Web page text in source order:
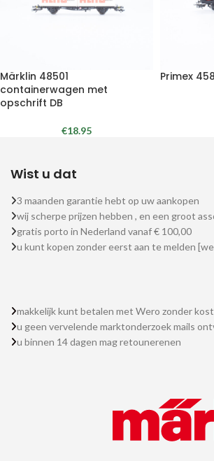
Märklin 48501
containerwagen met
opschrift DB
€18.95
Primex
Wist u dat
3 maanden garantie hebt op uw aankopen
wij scherpe prijzen hebben , en een groot
gratis porto in Nederland vanaf € 100,00
u kunt kopen zonder eerst aan te melden
makkelijk kunt betalen met Wero zonder
u geen vervelende marktonderzoek mails
u binnen 14 dagen mag retounerenen